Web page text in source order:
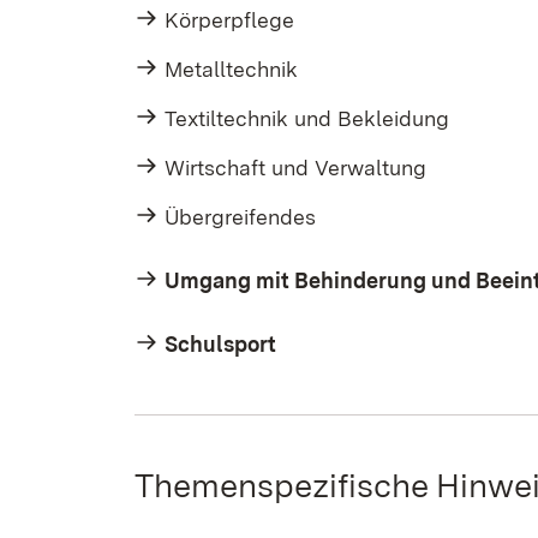
Körperpflege
Metalltechnik
Textiltechnik und Bekleidung
Wirtschaft und Verwaltung
Übergreifendes
Umgang mit Behinderung und
Schulsport
Themenspezifische